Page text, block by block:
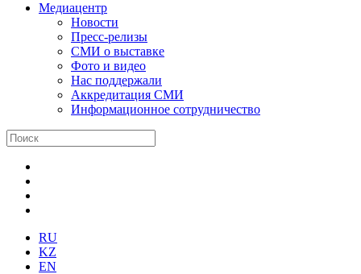
Медиацентр
Новости
Пресс-релизы
СМИ о выставке
Фото и видео
Нас поддержали
Аккредитация СМИ
Информационное сотрудничество
RU
KZ
EN